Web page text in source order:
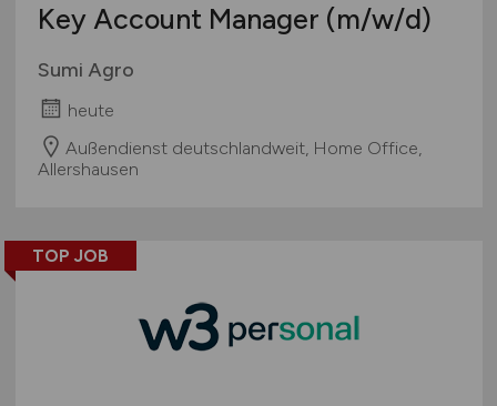
Key Account Manager (m/w/d)
Sumi Agro
heute
Außendienst deutschlandweit, Home Office,
Allershausen
TOP JOB